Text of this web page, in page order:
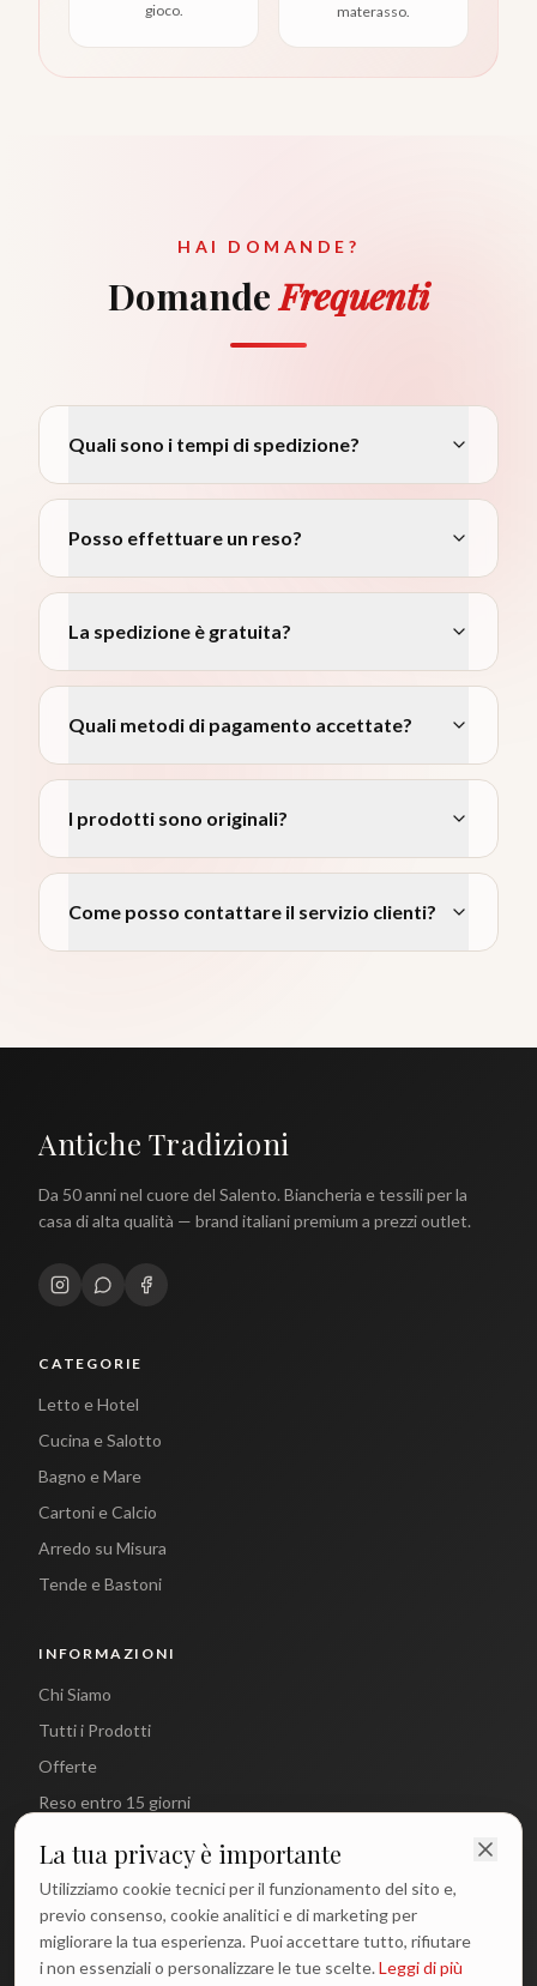
gioco.
materasso.
HAI DOMANDE?
DomandeFrequenti
Quali sono i tempi di spedizione?
Posso effettuare un reso?
La spedizione è gratuita?
Quali metodi di pagamento accettate?
I prodotti sono originali?
Come posso contattare il servizio clienti?
Antiche Tradizioni
Da 50 anni nel cuore del Salento. Biancheria e tessili per la
casa di alta qualità — brand italiani premium a prezzi outlet.
CATEGORIE
Letto e Hotel
Cucina e Salotto
Bagno e Mare
Cartoni e Calcio
Arredo su Misura
Tende e Bastoni
INFORMAZIONI
Chi Siamo
Tutti i Prodotti
Offerte
Reso entro 15 giorni
CONTATTI
info@antichetradizioni.it
+39 329 617 1194
La tua privacy è importante
Utilizziamo cookie tecnici per il funzionamento del sito e,
previo consenso, cookie analitici e di marketing per
migliorare la tua esperienza. Puoi accettare tutto, rifiutare
i non essenziali o personalizzare le tue scelte.Leggi di più